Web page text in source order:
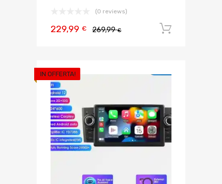
(0 reviews)
269,99€
229,99 €
IN OFFERTA!